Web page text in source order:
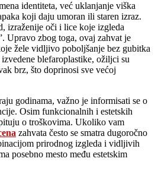
identiteta, već uklanjanje viška
koji daju umoran ili staren izraz.
izraženije oči i lice koje izgleda
Upravo zbog toga, ovaj zahvat je
žele vidljivo poboljšanje bez gubitka
blefaroplastike, ožiljci su
brz, što doprinosi sve većoj
godinama, važno je informisati se o
Osim funkcionalnih i estetskih
o troškovima. Ukoliko vam
zahvata često se smatra dugoročno
prirodnog izgleda i vidljivih
posebno mesto među estetskim